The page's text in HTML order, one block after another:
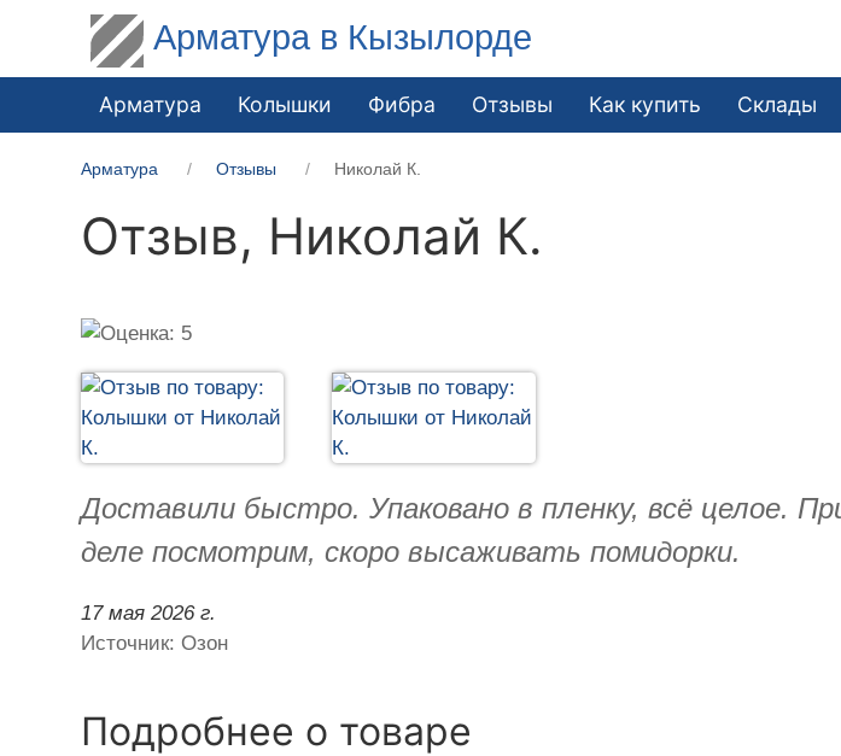
Арматура в Кызылорде
Арматура Колышки Фибра Отзывы Как купить Склады
Арматура Отзывы Николай К.
Отзыв, Николай К.
Доставили быстро. Упаковано в пленку, всё целое.
деле посмотрим, скоро высаживать помидорки.
17 мая 2026 г.
Источник: Озон
Подробнее о товаре